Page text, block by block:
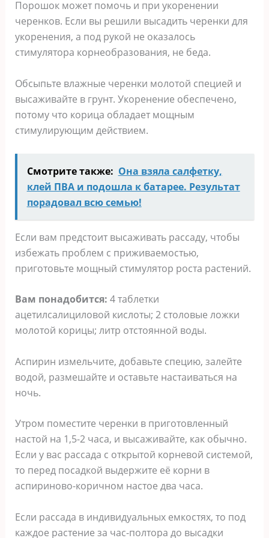
Порошок может помочь и при укоренении
черенков. Если вы решили высадить черенки для
укоренения, а под рукой не оказалось
стимулятора корнеобразования, не беда.
Обсыпьте влажные черенки молотой специей и
высаживайте в грунт. Укоренение обеспечено,
потому что корица обладает мощным
стимулирующим действием.
Смотрите также: Она взяла салфетку,
клей ПВА и подошла к батарее. Результат
порадовал всю семью!
Если вам предстоит высаживать рассаду, чтобы
избежать проблем с приживаемостью,
приготовьте мощный стимулятор роста растений.
Вам понадобится: 4 таблетки
ацетилсалициловой кислоты; 2 столовые ложки
молотой корицы; литр отстоянной воды.
Аспирин измельчите, добавьте специю, залейте
водой, размешайте и оставьте настаиваться на
ночь.
Утром поместите черенки в приготовленный
настой на 1,5-2 часа, и высаживайте, как обычно.
Если у вас рассада с открытой корневой системой,
то перед посадкой выдержите её корни в
аспириново-коричном настое два часа.
Если рассада в индивидуальных емкостях, то под
каждое растение за час-полтора до высадки